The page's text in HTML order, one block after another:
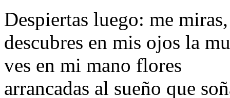
Despiertas luego: me miras,
descubres en mis ojos la
ves en mi mano flores
arrancadas al sueño que